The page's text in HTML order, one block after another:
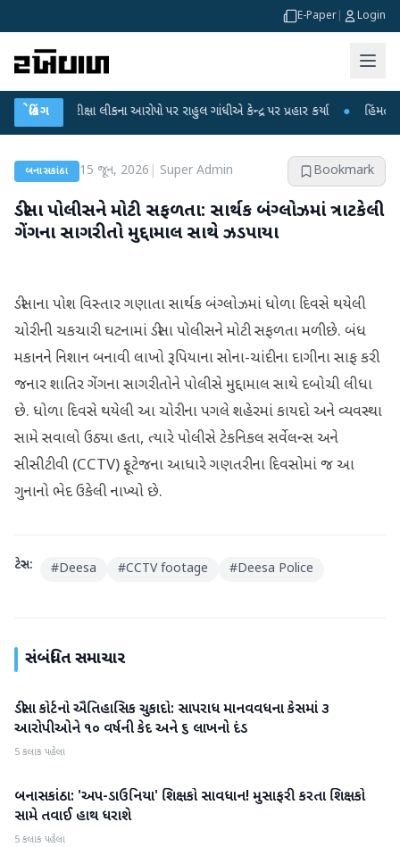
E-Paper Login
બ્રેકિંગ
પરીક્ષા લીકના આરોપો પર રાહુલ ગાંધીએ કેન્દ્ર પર પ્રહાર કર્યા ● હિંમતનગરમાં
બનાસકાંઠા 15 જૂન, 2026 Super Admin Bookmark
ડીસા પોલીસને મોટી સફળતા: સાર્થક બંગ્લોઝમાં ત્રાટકેલી
ગેંગના સાગરીતો મુદ્દામાલ સાથે ઝડપાયા
ડીસાના પોશ વિસ્તાર ગણાતા સાર્થક બંગ્લોઝમાં ધોળા દિવસે થયેલી
ચોરીની ચકચારી ઘટનામાં ડીસા પોલીસને મોટી સફળતા મળી છે. બંધ
મકાનને નિશાન બનાવી લાખો રૂપિયાના સોના-ચાંદીના દાગીના સાફ કરી
જનાર શાતિર ગેંગના સાગરીતોને પોલીસે મુદ્દામાલ સાથે દબોચી લીધા
છે. ધોળા દિવસે થયેલી આ ચોરીના પગલે શહેરમાં કાયદો અને વ્યવસ્થા
સામે સવાલો ઉઠ્યા હતા, ત્યારે પોલીસે ટેકનિકલ સર્વેલન્સ અને
સીસીટીવી (CCTV) ફૂટેજના આધારે ગણતરીના દિવસોમાં જ આ
ગુનાનો ભેદ ઉકેલી નાખ્યો છે.
ટેગ્સ: #Deesa #CCTV footage #Deesa Police
સંબંધિત સમાચાર
બનાસકાંઠા
ડીસા કોર્ટનો ઐતિહાસિક ચુકાદો: સાપરાધ માનવવધના કેસમાં ૩
આરોપીઓને ૧૦ વર્ષની કેદ અને ૬ લાખનો દંડ
5 કલાક પહેલા
બનાસકાંઠા
બનાસકાંઠા: 'અપ-ડાઉનિયા' શિક્ષકો સાવધાન! મુસાફરી કરતા શિક્ષકો
સામે તવાઈ હાથ ધરાશે
5 કલાક પહેલા